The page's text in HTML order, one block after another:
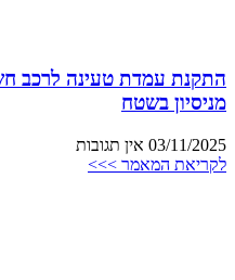
התקנת עמדת טעינה לרכב
מניסיון בשטח
03/11/2025 אין תגובות
לקריאת המאמר >>>